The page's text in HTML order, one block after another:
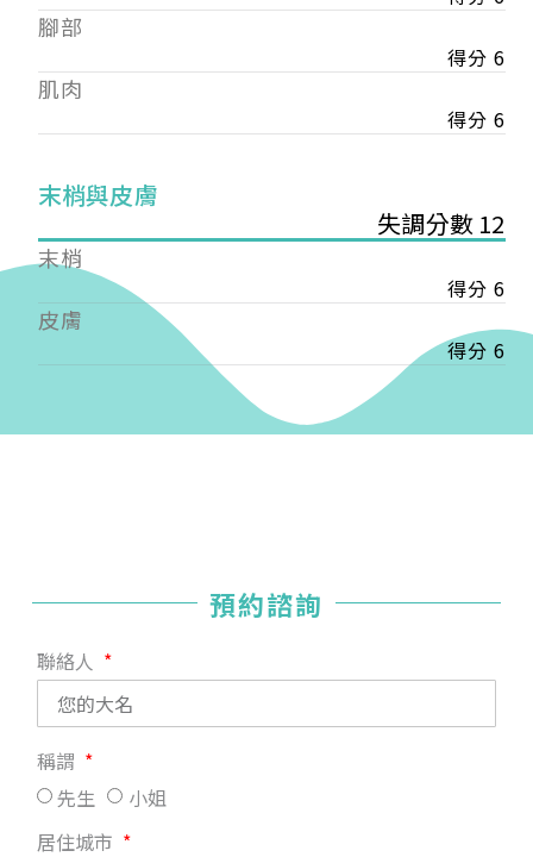
腳部
得分 6
肌肉
得分 6
末梢與皮膚
失調分數 12
末梢
得分 6
皮膚
得分 6
預約諮詢
聯絡人
稱謂
先生
小姐
居住城市
——
【會費】
個人會員:
入會費新臺幣1200元，於會員入會時繳納；常年會
入會費新臺幣3000元，於會員入會時繳納；常年會
戶名: 社團法人台灣自律神經健康培訓暨發展協會
帳號: 003-03-501566-2
銀行: (013) 國泰世華 南京東路分行